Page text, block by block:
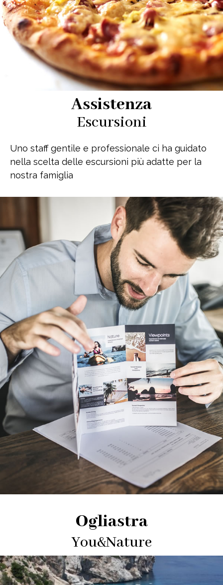
Assistenza
Escursioni
Uno staff gentile e professionale ci ha guidato
nella scelta delle escursioni più adatte per la
nostra famiglia
Ogliastra
You&Nature